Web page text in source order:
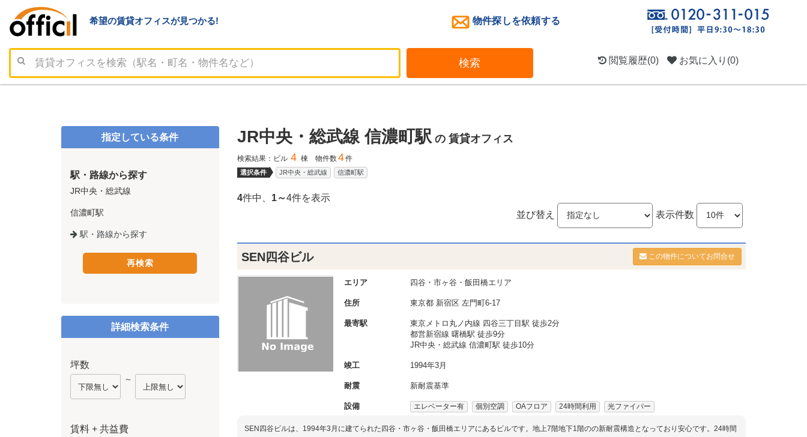
希望の賃貸オフィスが見つかる! 物件探しを依頼する
検索 閲覧履歴(0) お気に入り (0)
JR中央・総武線 信濃町駅 の 賃貸オフィス
検索結果：ビル 4 棟 物件数4件
選択条件 JR中央・総武線 信濃町駅
4件中、 1～4件を表示
表示件数
並び替え
SEN四谷ビル この物件についてお問合せ
エリア 四谷・市ヶ谷・飯田橋エリア
住所 東京都 新宿区左門町6-17
最寄駅
東京メトロ丸ノ内線 四谷三丁目駅 徒歩2分
都営新宿線 曙橋駅 徒歩9分
JR中央・総武線 信濃町駅 徒歩10分
竣工 1994年3月
耐震 新耐震基準
設備 エレベーター有 個別空調 OAフロア 24時間利用 光ファイバー
SEN四谷ビルは、1994年3月に建てられた四谷・市ヶ谷・飯田橋エリアにあるビルです。地上7階地下1階のの新耐震構造となっており安心です。24時間
指定している条件
駅・路線から探す
JR中央・総武線
信濃町駅
駅・路線から探す
詳細検索条件
坪数
～
賃料 + 共益費